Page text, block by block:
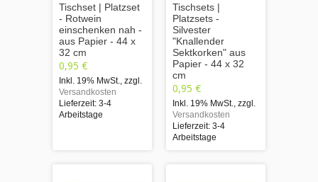
Tischset | Platzset
- Rotwein
einschenken nah -
aus Papier - 44 x
32 cm
0,95 €
Inkl. 19% MwSt. zzgl.
Versandkosten
Lieferzeit: 3-4
Arbeitstage
Tischsets |
Platzsets -
Silvester
"Knallender
Sektkorken" aus
Papier - 44 x 32
cm
0,95 €
Inkl. 19% MwSt. zzgl.
Versandkosten
Lieferzeit: 3-4
Arbeitstage